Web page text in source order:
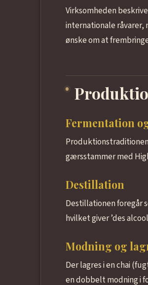
Virksomheden
internationale
ønske om at
Fermentation
gærsstammer med
Destillation
Destillationen foregår
hvilket giver ’des
Modning og
Der lagres i en chai
en dobbelt modning i